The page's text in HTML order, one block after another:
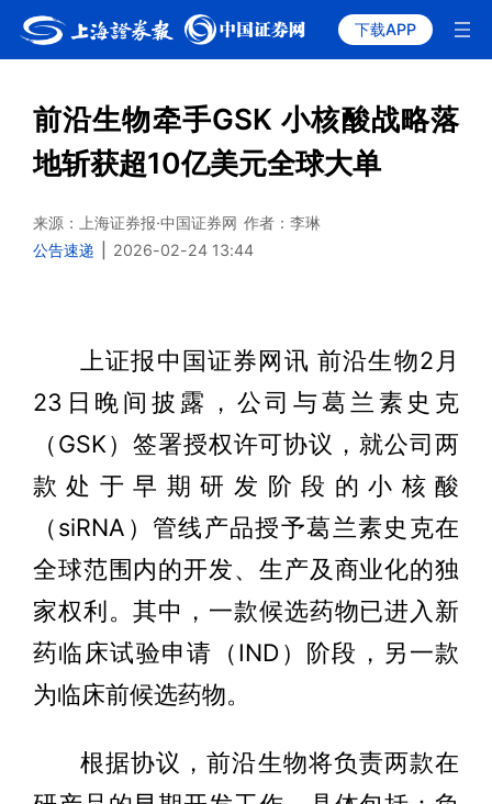
下载APP
前沿生物牵手GSK 小核酸战略落
地斩获超10亿美元全球大单
来源：上海证券报·中国证券网 作者：李琳
公告速递
2026-02-24 13:44
上证报中国证券网讯 前沿生物2月
23日晚间披露，公司与葛兰素史克
（GSK）签署授权许可协议，就公司两
款处于早期研发阶段的小核酸
（siRNA）管线产品授予葛兰素史克在
全球范围内的开发、生产及商业化的独
家权利。其中，一款候选药物已进入新
药临床试验申请（IND）阶段，另一款
为临床前候选药物。
根据协议，前沿生物将负责两款在